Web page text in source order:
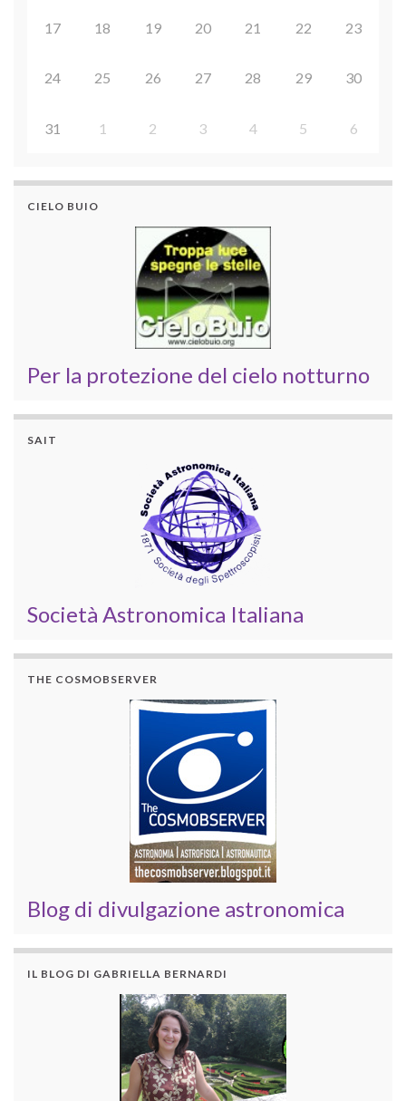
17 18 19 20 21 22 23
24 25 26 27 28 29 30
31 1 2 3 4 5 6
CIELO BUIO
Per la protezione del cielo notturno
SAIT
Società Astronomica Italiana
THE COSMOBSERVER
Blog di divulgazione astronomica
IL BLOG DI GABRIELLA BERNARDI